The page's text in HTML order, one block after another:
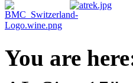
You are